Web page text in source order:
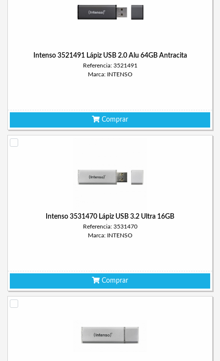
Intenso 3521491 Lápiz USB 2.0 Alu 64GB Antracita
Referencia: 3521491
Marca: INTENSO
Comprar
Intenso 3531470 Lápiz USB 3.2 Ultra 16GB
Referencia: 3531470
Marca: INTENSO
Comprar